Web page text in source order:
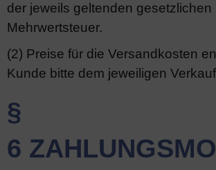
der jeweils geltenden gesetzlichen
Mehrwertsteuer.
(2) Preise für die Versandkosten
Kunde bitte dem jeweiligen
§
6